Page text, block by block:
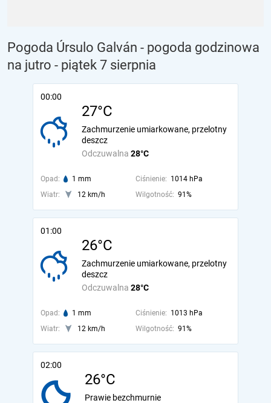
Pogoda Úrsulo Galván - pogoda godzinowa
na jutro - piątek 7 sierpnia
00:00
27°C
Odczuwalna 28°C
Zachmurzenie umiarkowane, przelotny
deszcz
Opad: 1 mm Ciśnienie: 1014 hPa
Wiatr:
12 km/h Wilgotność: 91%
01:00
26°C
Odczuwalna 28°C
Zachmurzenie umiarkowane, przelotny
deszcz
Opad: 1 mm Ciśnienie: 1013 hPa
Wiatr:
12 km/h Wilgotność: 91%
02:00
26°C
Prawie bezchmurnie